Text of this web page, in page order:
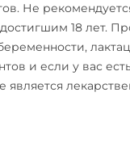
Не
18 лет.
и если у вас
является